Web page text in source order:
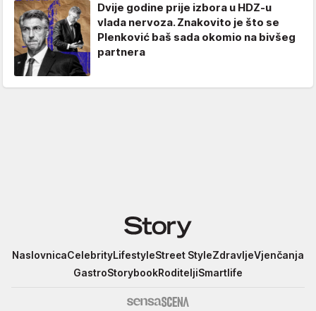
Dvije godine prije izbora u HDZ-u
vlada nervoza. Znakovito je što se
Plenković baš sada okomio na bivšeg
partnera
Story
NaslovnicaCelebrityLifestyleStreet StyleZdravljeVjenčanja
GastroStorybookRoditeljiSmartlife